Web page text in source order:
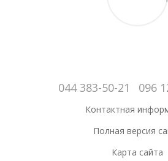
044 383-50-21 096
Контактная
Полная версия
Карта сайта